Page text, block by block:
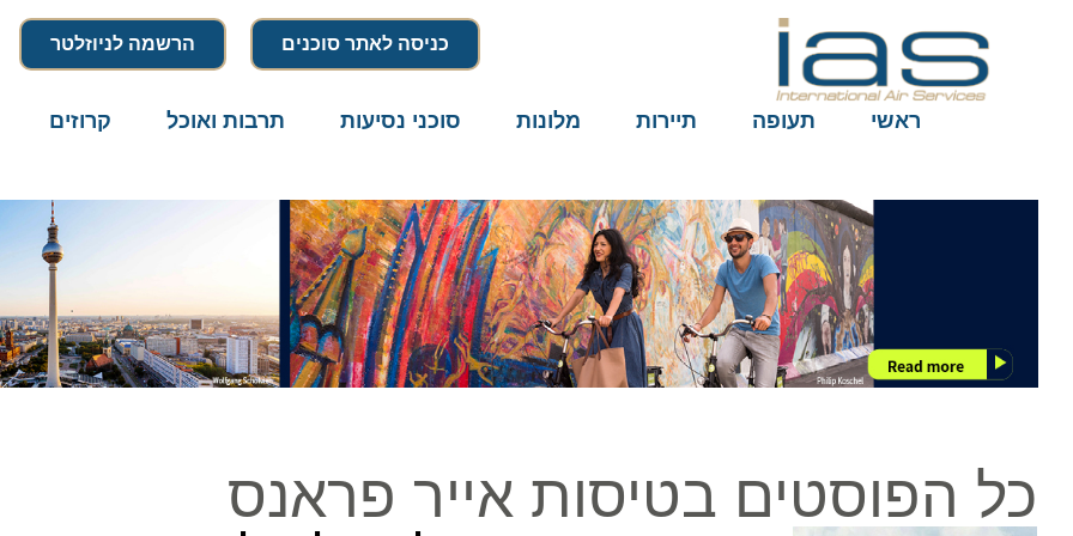
כניסה לאתר סוכנים הרשמה לניוזלטר
ראשי תעופה תיירות מלונות סוכני נסיעות תרבות ואוכל קרוזים
כל הפוסטים בטיסות אייר פראנס